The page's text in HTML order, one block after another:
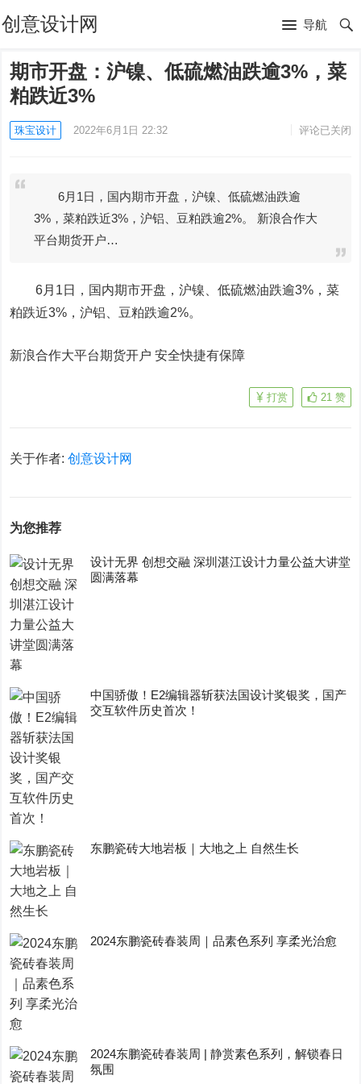
创意设计网 导航
期市开盘：沪镍、低硫燃油跌逾3%，菜
粕跌近3%
珠宝设计 2022年6月1日 22:32 评论已关闭
6月1日，国内期市开盘，沪镍、低硫燃油跌逾
3%，菜粕跌近3%，沪铝、豆粕跌逾2%。 新浪合作大
平台期货开户…
6月1日，国内期市开盘，沪镍 、低硫燃油跌逾3%，菜
粕跌近3%，沪铝 豆粕跌逾2%。
新浪合作大平台期货开户 安全快捷有保障
21 赞
打赏
关于作者:创意设计网
为您推荐
设计无界 创想交融 深圳湛江设计力量公益大讲堂
圆满落幕
中国骄傲！E2编辑器斩获法国设计奖银奖，国产
交互软件历史首次！
东鹏瓷砖大地岩板｜大地之上 自然生长
2024东鹏瓷砖春装周｜品素色系列 享柔光治愈
2024东鹏瓷砖春装周 | 静赏素色系列，解锁春日
氛围